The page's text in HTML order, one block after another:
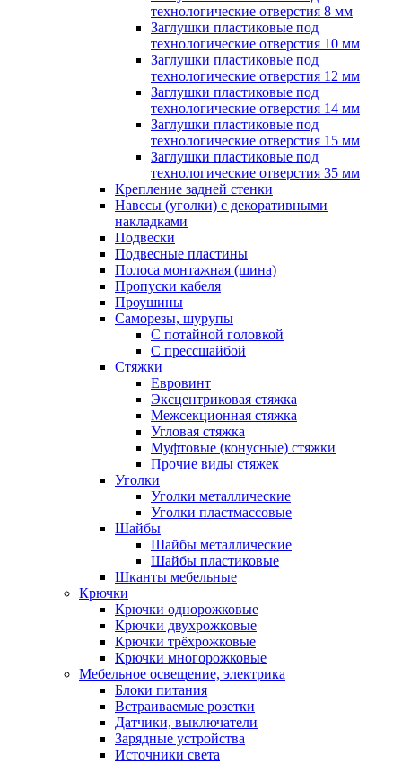
технологические отверстия 8 мм
Заглушки пластиковые под
технологические отверстия 10 мм
Заглушки пластиковые под
технологические отверстия 12 мм
Заглушки пластиковые под
технологические отверстия 14 мм
Заглушки пластиковые под
технологические отверстия 15 мм
Заглушки пластиковые под
технологические отверстия 35 мм
Крепление задней стенки
Навесы (уголки) с декоративными
накладками
Подвески
Подвесные пластины
Полоса монтажная (шина)
Пропуски кабеля
Проушины
Саморезы, шурупы
С потайной головкой
С прессшайбой
Стяжки
Евровинт
Эксцентриковая стяжка
Межсекционная стяжка
Угловая стяжка
Муфтовые (конусные) стяжки
Прочие виды стяжек
Уголки
Уголки металлические
Уголки пластмассовые
Шайбы
Шайбы металлические
Шайбы пластиковые
Шканты мебельные
Крючки
Крючки однорожковые
Крючки двухрожковые
Крючки трёхрожковые
Крючки многорожковые
Мебельное освещение, электрика
Блоки питания
Встраиваемые розетки
Датчики, выключатели
Зарядные устройства
Источники света